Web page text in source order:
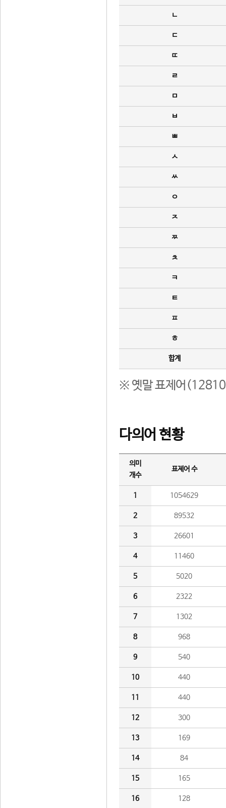
ㄴ
ㄷ
ㄸ
ㄹ
ㅁ
ㅂ
ㅃ
ㅅ
ㅆ
ㅇ
ㅈ
ㅉ
ㅊ
ㅋ
ㅌ
ㅍ
ㅎ
합계
※ 옛말 표제어(12810
다의어 현황
의미
개수
표제어 수
1 1054629
2 89532
3 26601
4 11460
5 5020
6 2322
7 1302
8 968
9 540
10 440
11 440
12 300
13 169
14 84
15 165
16 128